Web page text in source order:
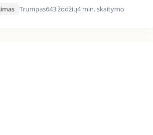
Trumpas643 žodžių4 min. skaitymo